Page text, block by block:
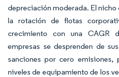
depreciación moderada. El nicho
la rotación de flotas
crecimiento con una CAGR
empresas se desprenden de
sanciones por cero
niveles de equipamiento de los